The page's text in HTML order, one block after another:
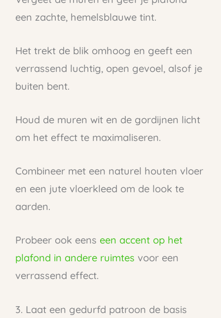
een zachte, hemelsblauwe tint.
Het trekt de blik omhoog en geeft een
verrassend luchtig, open gevoel, alsof je
buiten bent.
Houd de muren wit en de gordijnen licht
om het effect te maximaliseren.
Combineer met een naturel houten vloer
en een jute vloerkleed om de look te
aarden.
Probeer ook eens een accent op het
plafond in andere ruimtes voor een
verrassend effect.
3. Laat een gedurfd patroon de basis